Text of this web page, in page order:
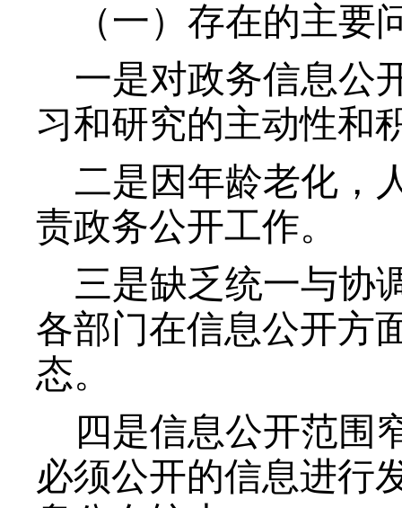
（一）存在的主要
一是对政务信息公
习和研究的主动性和
二是因年龄老化，
责政务公开工作。
三是缺乏统一与协
各部门在信息公开方
态。
四是信息公开范围
必须公开的信息进行